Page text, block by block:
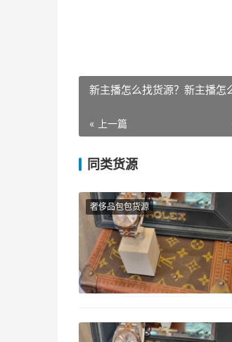
新主播怎么找货源？新主播怎
« 上一篇
同类货源
奢侈品包包货源